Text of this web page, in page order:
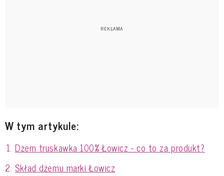
W tym artykule:
Dżem truskawka 100% Łowicz - co to za produkt?
Skład dżemu marki Łowicz